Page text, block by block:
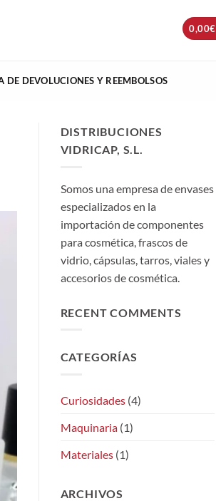
0,00€
DE DEVOLUCIONES Y REEMBOLSOS
DISTRIBUCIONES
VIDRICAP, S.L.
Somos una empresa de envases
especializados en la
importación de componentes
para cosmética, frascos de
vidrio, cápsulas, tarros, viales y
accesorios de cosmética.
RECENT COMMENTS
CATEGORÍAS
Curiosidades(4)
Maquinaria(1)
Materiales(1)
ARCHIVOS